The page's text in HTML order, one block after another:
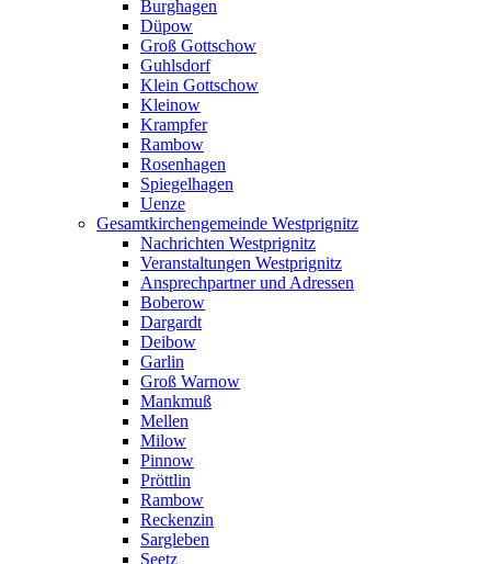
Burghagen
Düpow
Groß Gottschow
Guhlsdorf
Klein Gottschow
Kleinow
Krampfer
Rambow
Rosenhagen
Spiegelhagen
Uenze
Gesamtkirchengemeinde Westprignitz
Nachrichten Westprignitz
Veranstaltungen Westprignitz
Ansprechpartner und Adressen
Boberow
Dargardt
Deibow
Garlin
Groß Warnow
Mankmuß
Mellen
Milow
Pinnow
Pröttlin
Rambow
Reckenzin
Sargleben
Seetz